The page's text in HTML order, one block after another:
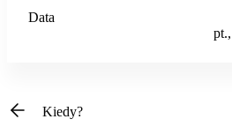
Data
Kiedy?